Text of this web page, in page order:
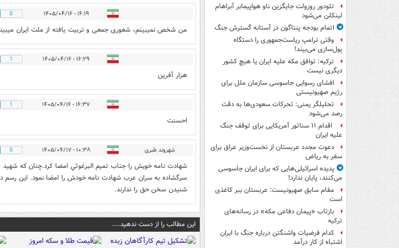
تئودور روزولت جایگزین ناو هواپیمابر آبراهام
لینکلن می‌شود
اتمام بودجه پنتاگون در آستانه گسترش جنگ
وقتی ترامپ ریاست‌جمهوری را دستگاه
پول‌سازی می‌بیند!
ترکیه: توافق مکه علیه ایران یا هیچ کشور
دیگری نیست
افشای رسوایی جاسوسی سازمان ملل برای
رژیم صهیونیستی
تحلیلگر یمنی: تحرکات سعودی‌ها به دقت
رصد می‌شود
اقدام ۱۱ سناتور آمریکایی برای توقف جنگ
علیه ایران
دعوت مجدد عربستان از نخست‌وزیر عراق برای
سفر به ریاض
پدیده اسرائیلی‌هایی که برای ایران جاسوسی
می‌کنند، پایان ندارد!
مقام سابق صهیونیست: عربستان ببر کاغذی
است
بازتاب «پیمان دفاعی مکه» در رسانه‌های
ترکیه
کدام فرضیات واشنگتن درباره جنگ با ایران
اشتباه از کار درآمد
۱۶:۱۹ - ۱۴۰۵/۰۴/۱۶ 0
من شخص نمیبینم، شعوری جمعی و تربیت یافته از ملت ایران
۱۶:۲۹ - ۱۴۰۵/۰۴/۱۶ 1
هزار آفرین
۱۶:۳۷ - ۱۴۰۵/۰۴/۱۶ 1
احسنت
شهروند طبری ۱۰:۳۸ - ۱۴۰۵/۰۴/۱۷ 0
شهادت نامه خويش را جناب تميم البرغوثي امضا كرد.چنان كه شهيد
سرگشاده به سران عرب شهادت نامه خودش را امضا نمود. اين رسم
شنيدن سخن حق را ندارند.
این مطالب را از دست ندهید....